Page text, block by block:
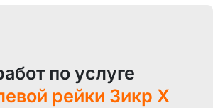
по услуге
рейки Зикр X